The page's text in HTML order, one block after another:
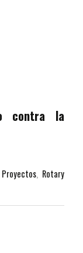
contra la
Proyectos, Rotary